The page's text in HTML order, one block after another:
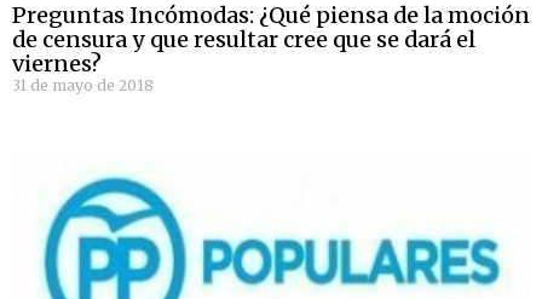
Preguntas Incómodas: ¿Qué piensa de la moción
de censura y que resultar cree que se dará el
viernes?
31 de mayo de 2018